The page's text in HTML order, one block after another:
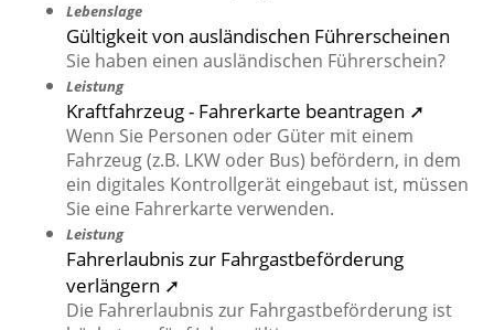
Lebenslage
Gültigkeit von ausländischen Führerscheinen
Sie haben einen ausländischen Führerschein?
Leistung
Kraftfahrzeug - Fahrerkarte beantragen ➚
Wenn Sie Personen oder Güter mit einem
Fahrzeug (z.B. LKW oder Bus) befördern, in dem
ein digitales Kontrollgerät eingebaut ist, müssen
Sie eine Fahrerkarte verwenden.
Leistung
Fahrerlaubnis zur Fahrgastbeförderung
verlängern ➚
Die Fahrerlaubnis zur Fahrgastbeförderung ist